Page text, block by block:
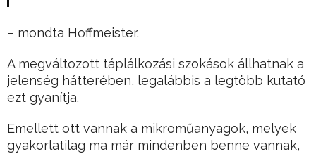
– mondta Hoffmeister.
A megváltozott táplálkozási szokások állhatnak a
jelenség hátterében, legalábbis a legtöbb kutató
ezt gyanítja.
Emellett ott vannak a mikroműanyagok, melyek
gyakorlatilag ma már mindenben benne vannak,